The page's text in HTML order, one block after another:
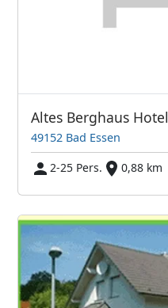
Altes Berghaus Hotel
49152 Bad Essen
2-25 Pers.
0,88 km